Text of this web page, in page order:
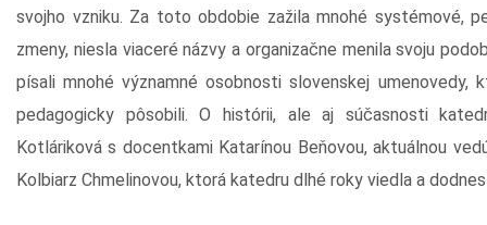
svojho vzniku. Za toto obdobie zažila mnohé systémové,
zmeny, niesla viaceré názvy a organizačne menila svoju
písali mnohé významné osobnosti slovenskej umenovedy,
pedagogicky pôsobili. O histórii, ale aj súčasnosti
Kotláriková s docentkami Katarínou Beňovou, aktuálnou
Kolbiarz Chmelinovou, ktorá katedru dlhé roky viedla a